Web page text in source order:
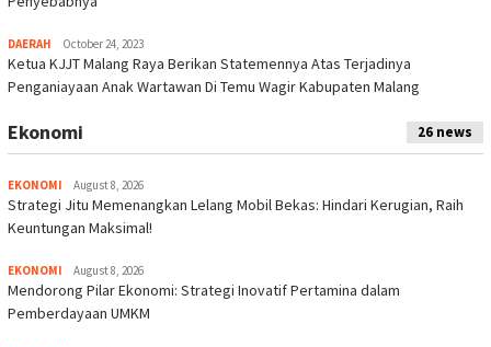
DAERAH October 24, 2023
Ketua KJJT Malang Raya Berikan Statemennya Atas Terjadinya
Penganiayaan Anak Wartawan Di Temu Wagir Kabupaten Malang
Ekonomi 26 news
EKONOMI August 8, 2026
Strategi Jitu Memenangkan Lelang Mobil Bekas: Hindari Kerugian, Raih
Keuntungan Maksimal!
EKONOMI August 8, 2026
Mendorong Pilar Ekonomi: Strategi Inovatif Pertamina dalam
Pemberdayaan UMKM